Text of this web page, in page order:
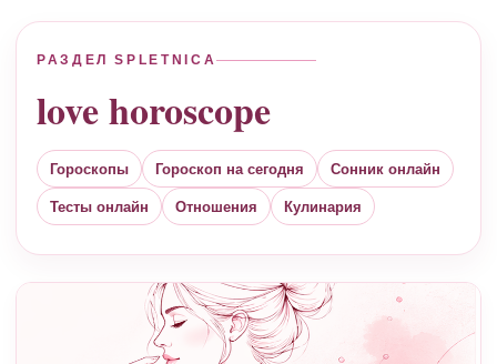
РАЗДЕЛ SPLETNICA
love horoscope
Гороскопы Гороскоп на сегодня Сонник онлайн
Тесты онлайн Отношения Кулинария